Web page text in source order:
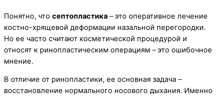
Понятно, что септопластика – это оперативное лечение
костно-хрящевой деформации назальной перегородки.
Но ее часто считают косметической процедурой и
относят к ринопластическим операциям – это ошибочное
мнение.
В отличие от ринопластики, ее основная задача –
восстановление нормального носового дыхания. Именно